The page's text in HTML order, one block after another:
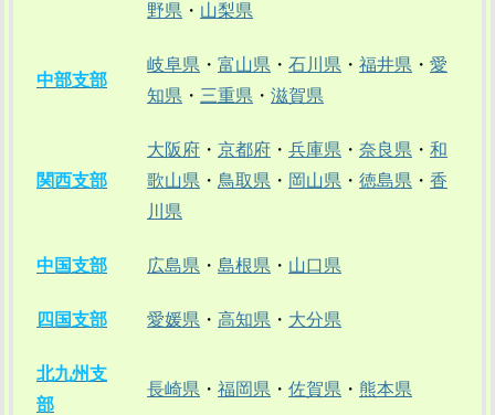
野県 ・ 山梨県
中部支部
岐阜県 ・ 富山県 ・ 石川県 ・ 福井県 ・ 愛
知県 ・ 三重県 ・ 滋賀県
関西支部
大阪府 ・ 京都府 ・ 兵庫県 ・ 奈良県 ・ 和
歌山県 ・ 鳥取県 ・ 岡山県 ・ 徳島県 ・ 香
川県
中国支部 広島県 ・ 島根県 ・ 山口県
四国支部 愛媛県 ・ 高知県 ・ 大分県
北九州支
部
長崎県 ・ 福岡県 ・ 佐賀県 ・ 熊本県